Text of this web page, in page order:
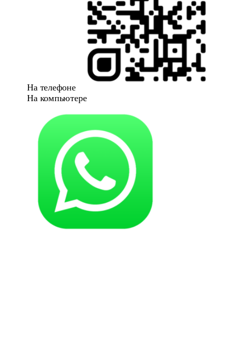
На телефоне
На компьютере